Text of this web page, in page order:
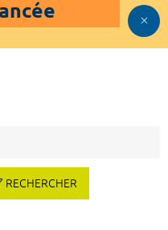
RECHERCHER